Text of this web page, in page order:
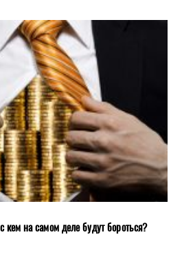
кем на самом деле будут бороться?